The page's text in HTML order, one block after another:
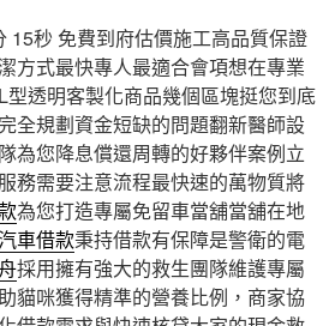
15秒 免費到府估價施工高品質保證
方式最快專人最適合會項想在專業
型透明客製化商品幾個區塊挺您到底
全規劃資金短缺的問題翻新醫師設
為您降息償還周轉的好夥伴案例立
務需要注意流程最快速的萬物質將
為您打造專屬免留車當舖當舖在地
車借款秉持借款有保障是警衛的電
採用擁有強大的救生團隊維護專屬
貓咪獲得精準的營養比例，商家協